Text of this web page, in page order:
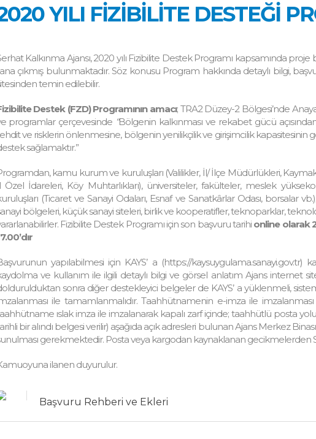
YILI FİZİBİLİTE DESTEĞİ
Kalkınma Ajansı, 2020 yılı Fizibilite Destek Programı kapsamında
çıkmış bulunmaktadır. Söz konusu Program hakkında detaylı bilgi,
temin edilebilir.
Destek (FZD) Programının amacı; TRA2 Düzey-2 Bölgesi’nde
programlar çerçevesinde “Bölgenin kalkınması ve rekabet gücü
ve risklerin önlenmesine, bölgenin yenilikçilik ve girişimcilik kapasitesinin
sağlamaktır.”
kamu kurum ve kuruluşları (Valilikler, İl/ İlçe Müdürlükleri,
Özel İdareleri, Köy Muhtarlıkları), üniversiteler, fakülteler, meslek
(Ticaret ve Sanayi Odaları, Esnaf ve Sanatkârlar Odası, borsalar
bölgeleri, küçük sanayi siteleri, birlik ve kooperatifler, teknoparklar,
Fizibilite Destek Programı için son başvuru tarihi online olarak
yapılabilmesi için KAYS’ a (https://
ve kullanım ile ilgili detaylı bilgi ve görsel anlatım Ajans internet
sonra diğer destekleyici belgeler de KAYS’ a yüklenmeli,
ile tamamlanmalıdır. Taahhütnamenin e-imza ile
ıslak imza ile imzalanarak kapalı zarf içinde; taahhütlü posta
bir alındı belgesi verilir) aşağıda açık adresleri bulunan Ajans Merkez
gerekmektedir. Posta veya kargodan kaynaklanan gecikmelerden
ilanen duyurulur.
Başvuru Rehberi ve Ekleri